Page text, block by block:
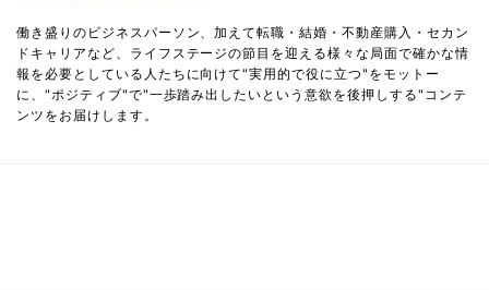
働き盛りのビジネスパーソン、加えて転職・結婚・不動産購入・セカン
ドキャリアなど、ライフステージの節目を迎える様々な局面で確かな情
報を必要としている人たちに向けて"実用的で役に立つ"をモットー
に、"ポジティブ"で"一歩踏み出したいという意欲を後押しする"コンテ
ンツをお届けします。